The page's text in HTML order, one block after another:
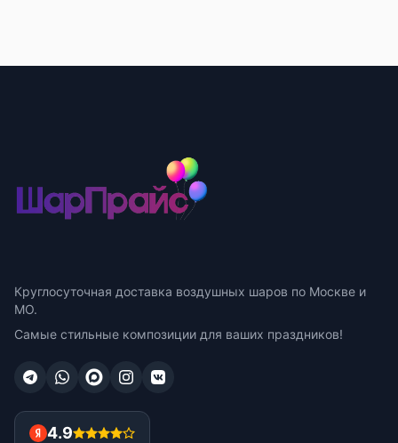
Круглосуточная доставка воздушных шаров по Москве и
МО.
Самые стильные композиции для ваших праздников!
4.9